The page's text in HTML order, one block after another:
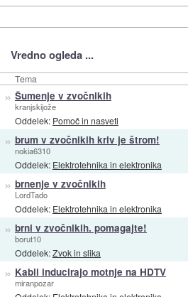
Vredno ogleda ...
Tema
» Šumenje v zvočnikih
kranjskijože
Oddelek: Pomoč in nasveti
» brum v zvočnikih kriv je štrom!
nokia6310
Oddelek: Elektrotehnika in elektronika
» brnenje v zvočnikih
LordTado
Oddelek: Elektrotehnika in elektronika
» brni v zvočnikih. pomagajte!
borut10
Oddelek:Zvok in slika
» Kabli inducirajo motnje na HDTV
miranpozar